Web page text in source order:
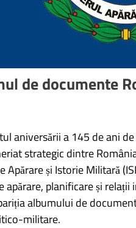
de documente
aniversării a 145 de ani
strategic dintre
Apărare și Istorie Militară
apărare, planificare și
albumului de
militare.